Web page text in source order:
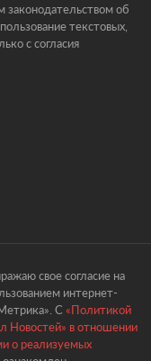
законодательством об
текстовых,
с согласия
свое согласие на
интернет-
С «Политикой
Новостей» в отношении
о реализуемых